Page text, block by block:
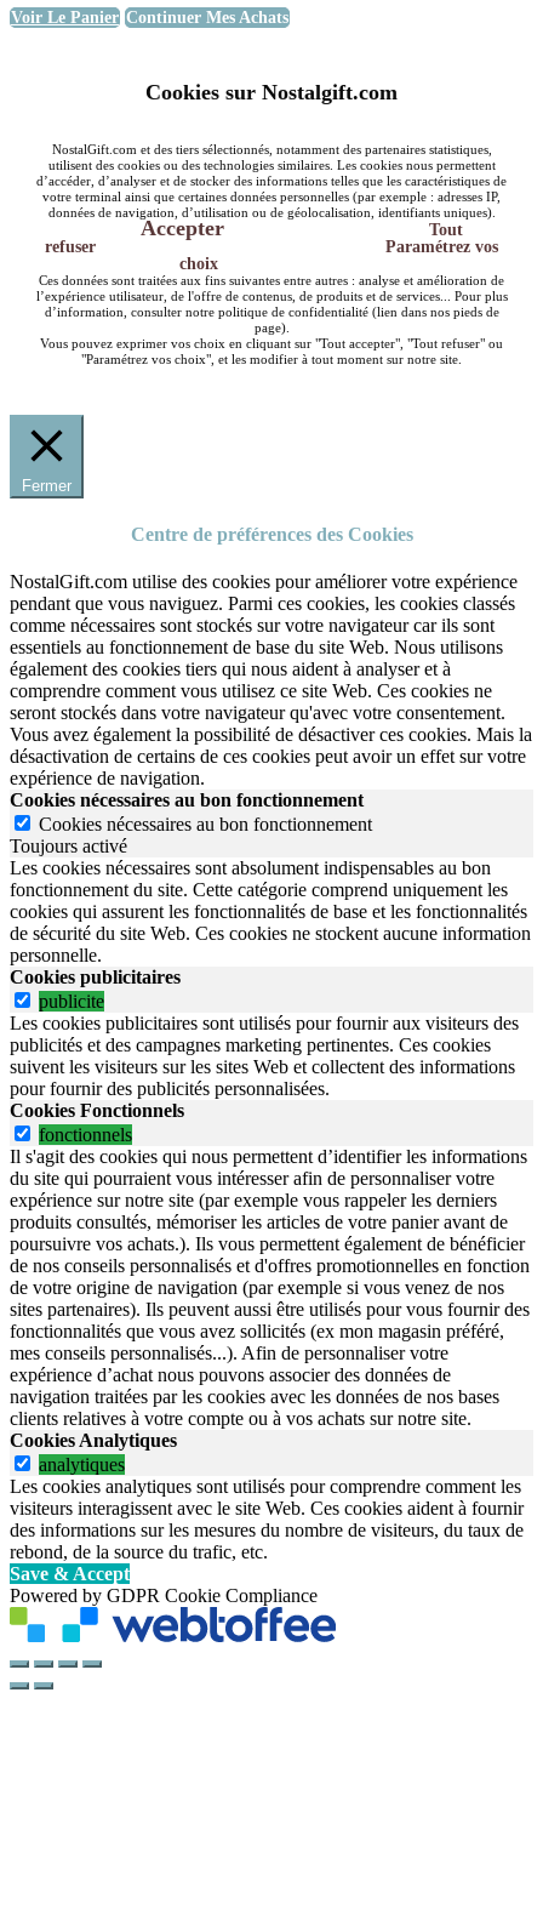
Voir Le Panier Continuer Mes Achats
Cookies sur Nostalgift.com
NostalGift.com et des tiers sélectionnés, notamment des partenaires statistiques,
utilisent des cookies ou des technologies similaires. Les cookies nous permettent
d’accéder, d’analyser et de stocker des informations telles que les caractéristiques de
votre terminal ainsi que certaines données personnelles (par exemple : adresses IP,
données de navigation, d’utilisation ou de géolocalisation, identifiants uniques).
Accepter
Tout
refuser
Paramétrez vos
choix
Ces données sont traitées aux fins suivantes entre autres : analyse et amélioration de
l’expérience utilisateur, de l'offre de contenus, de produits et de services... Pour plus
d’information, consulter notre politique de confidentialité (lien dans nos pieds de
page).
Vous pouvez exprimer vos choix en cliquant sur "Tout accepter", "Tout refuser" ou
"Paramétrez vos choix", et les modifier à tout moment sur notre site.
Fermer
Centre de préférences des Cookies
NostalGift.com utilise des cookies pour améliorer votre expérience
pendant que vous naviguez. Parmi ces cookies, les cookies classés
comme nécessaires sont stockés sur votre navigateur car ils sont
essentiels au fonctionnement de base du site Web. Nous utilisons
également des cookies tiers qui nous aident à analyser et à
comprendre comment vous utilisez ce site Web. Ces cookies ne
seront stockés dans votre navigateur qu'avec votre consentement.
Vous avez également la possibilité de désactiver ces cookies. Mais la
désactivation de certains de ces cookies peut avoir un effet sur votre
expérience de navigation.
Cookies nécessaires au bon fonctionnement
Cookies nécessaires au bon fonctionnement
Toujours activé
Les cookies nécessaires sont absolument indispensables au bon
fonctionnement du site. Cette catégorie comprend uniquement les
cookies qui assurent les fonctionnalités de base et les fonctionnalités
de sécurité du site Web. Ces cookies ne stockent aucune information
personnelle.
Cookies publicitaires
publicite
Les cookies publicitaires sont utilisés pour fournir aux visiteurs des
publicités et des campagnes marketing pertinentes. Ces cookies
suivent les visiteurs sur les sites Web et collectent des informations
pour fournir des publicités personnalisées.
Cookies Fonctionnels
fonctionnels
Il s'agit des cookies qui nous permettent d’identifier les informations
du site qui pourraient vous intéresser afin de personnaliser votre
expérience sur notre site (par exemple vous rappeler les derniers
produits consultés, mémoriser les articles de votre panier avant de
poursuivre vos achats.). Ils vous permettent également de bénéficier
de nos conseils personnalisés et d'offres promotionnelles en fonction
de votre origine de navigation (par exemple si vous venez de nos
sites partenaires). Ils peuvent aussi être utilisés pour vous fournir des
fonctionnalités que vous avez sollicités (ex mon magasin préféré,
mes conseils personnalisés...). Afin de personnaliser votre
expérience d’achat nous pouvons associer des données de
navigation traitées par les cookies avec les données de nos bases
clients relatives à votre compte ou à vos achats sur notre site.
Cookies Analytiques
analytiques
Les cookies analytiques sont utilisés pour comprendre comment les
visiteurs interagissent avec le site Web. Ces cookies aident à fournir
des informations sur les mesures du nombre de visiteurs, du taux de
rebond, de la source du trafic, etc.
Save & Accept
Powered by GDPR Cookie Compliance